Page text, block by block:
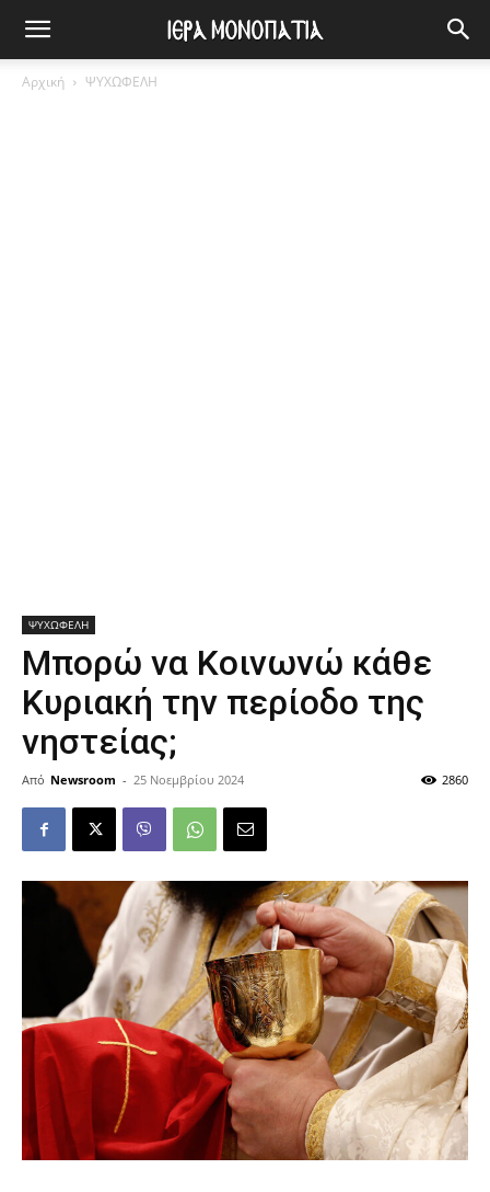
Αρχική ΨΥΧΩΦΕΛΗ
ΨΥΧΩΦΕΛΗ
Μπορώ να Κοινωνώ κάθε
Κυριακή την περίοδο της
νηστείας;
Από Newsroom - 25 Νοεμβρίου 2024 2860